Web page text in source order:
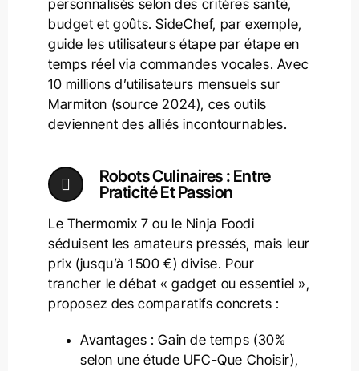
personnalisés selon des critères santé,
budget et goûts. SideChef, par exemple,
guide les utilisateurs étape par étape en
temps réel via commandes vocales. Avec
10 millions d’utilisateurs mensuels sur
Marmiton (source 2024), ces outils
deviennent des alliés incontournables.
Robots Culinaires : Entre
Praticité Et Passion
Le Thermomix 7 ou le Ninja Foodi
séduisent les amateurs pressés, mais leur
prix (jusqu’à 1 500 €) divise. Pour
trancher le débat « gadget ou essentiel »,
proposez des comparatifs concrets :
Avantages : Gain de temps (30%
selon une étude UFC-Que Choisir),